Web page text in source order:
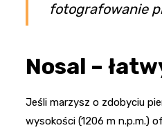
fotografowanie
Nosal –
Jeśli marzysz o zdobyciu
wysokości (1206 m n.p.m.)